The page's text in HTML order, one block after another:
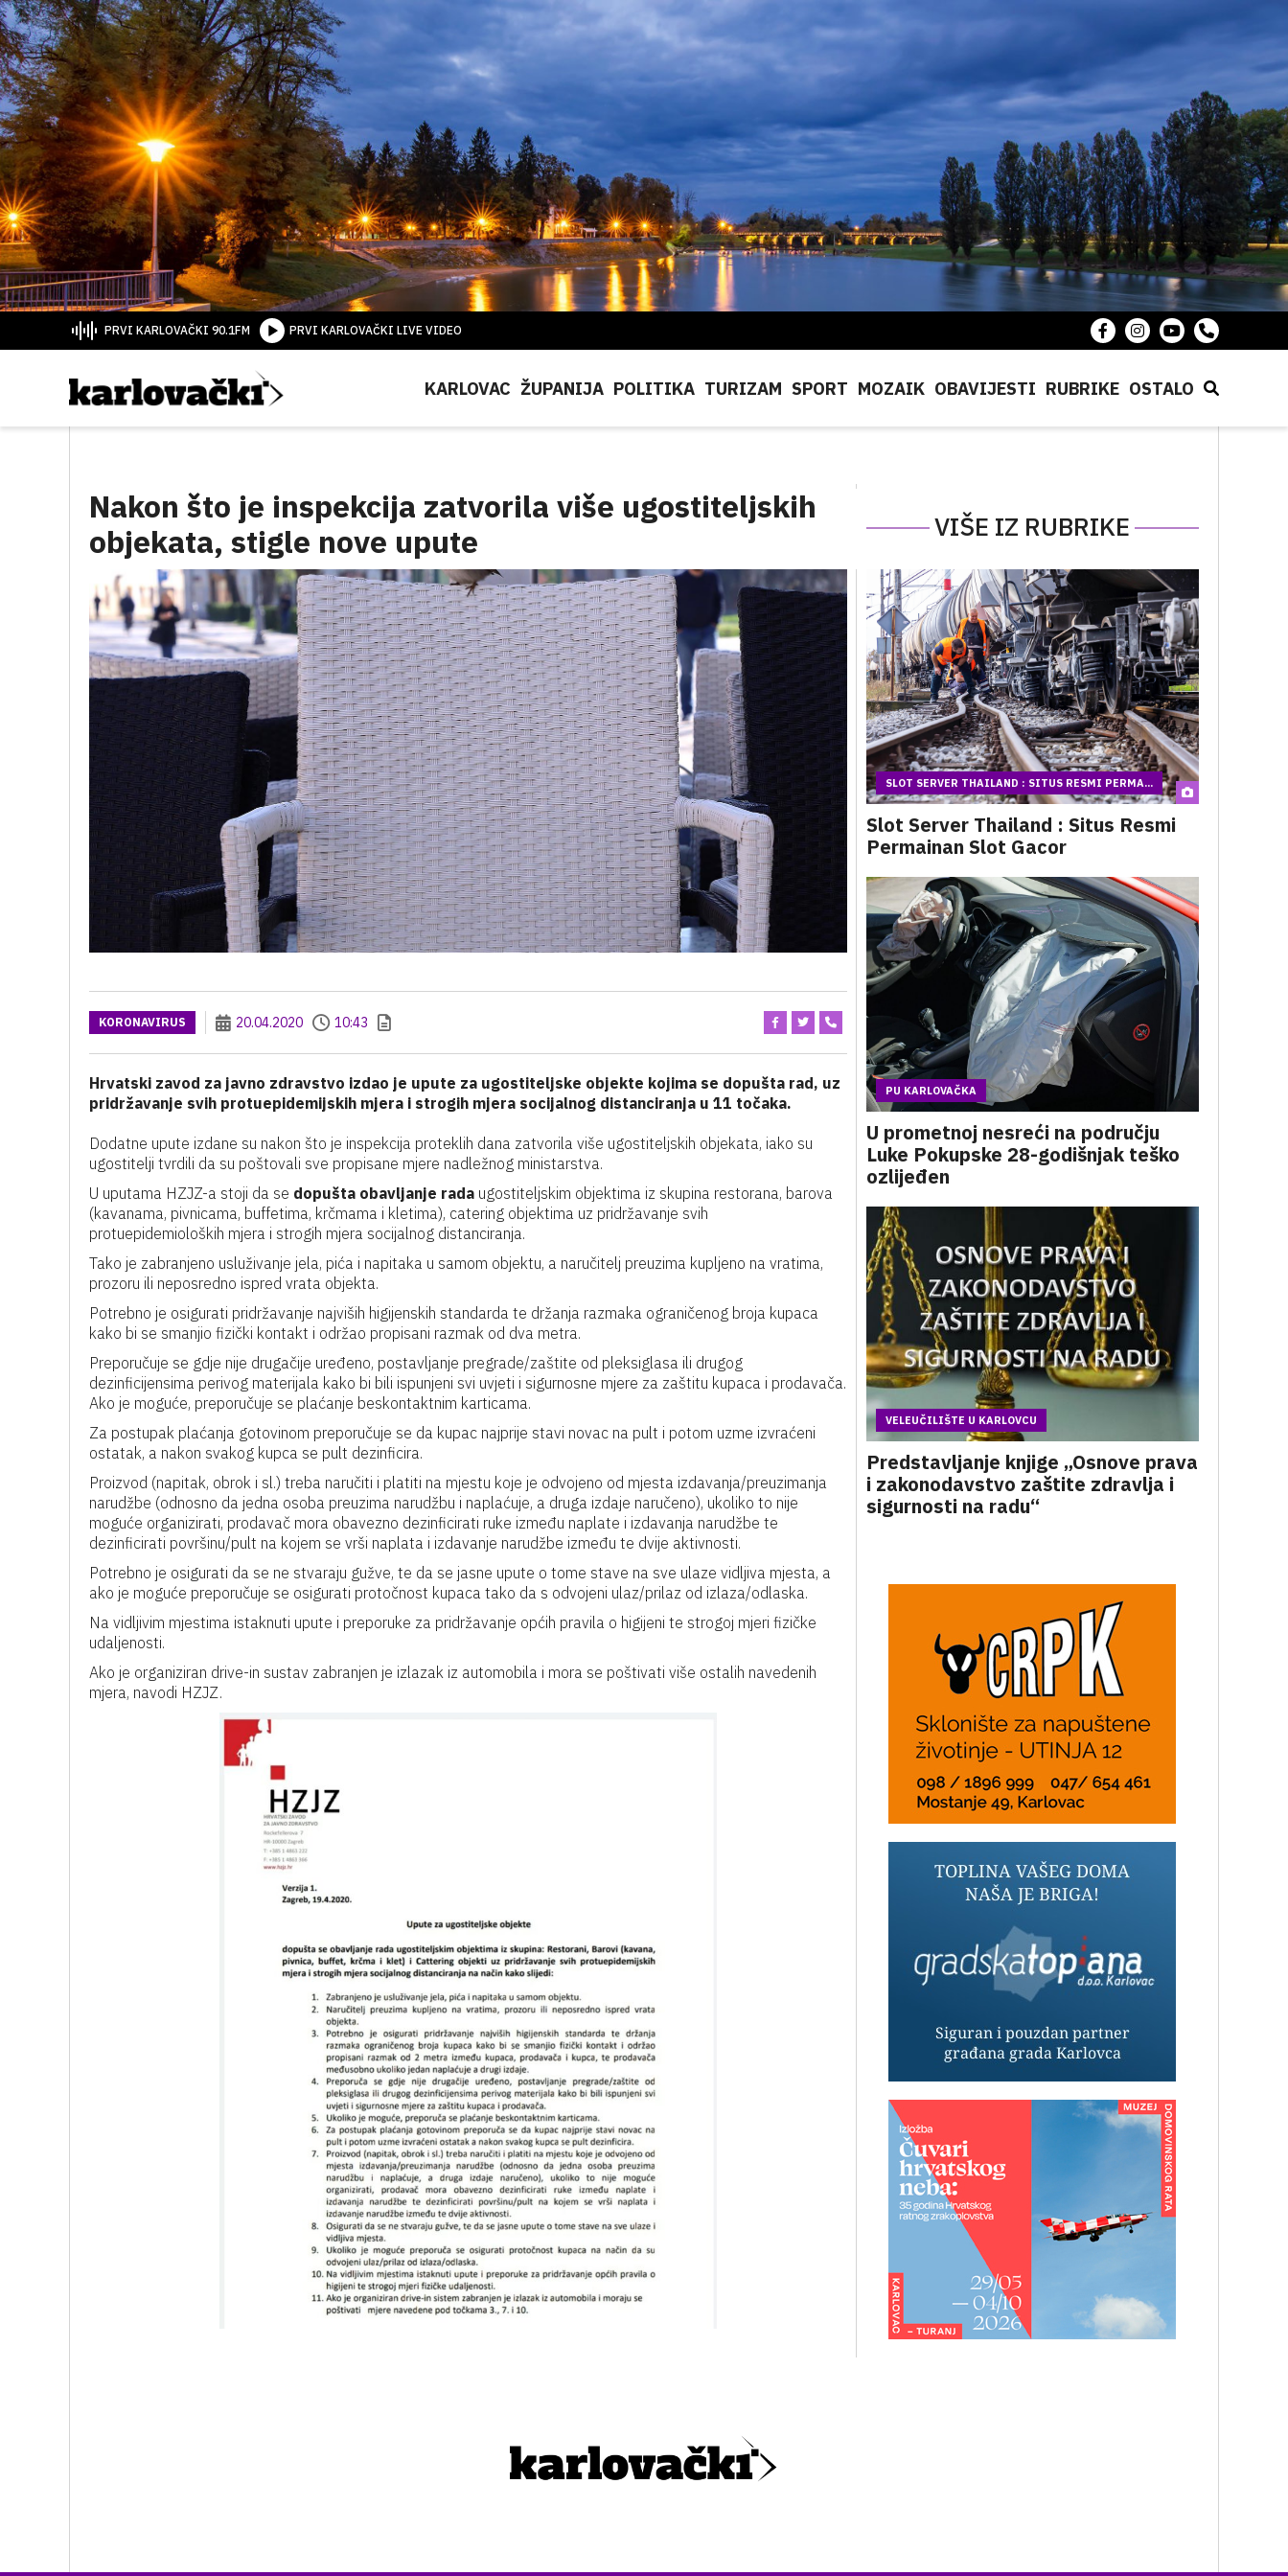
PRVI KARLOVAČKI 90.1FM PRVI KARLOVAČKI LIVE VIDEO
KARLOVAC ŽUPANIJA POLITIKA TURIZAM SPORT MOZAIK OBAVIJESTI RUBRIKE OSTALO
Nakon što je inspekcija zatvorila više ugostiteljskih
objekata, stigle nove upute
VIŠE IZ RUBRIKE
KORONAVIRUS 20.04.2020 10:43
Hrvatski zavod za javno zdravstvo izdao je upute za ugostiteljske objekte kojima se dopušta rad, uz
pridržavanje svih protuepidemijskih mjera i strogih mjera socijalnog distanciranja u 11 točaka.
Dodatne upute izdane su nakon što je inspekcija proteklih dana zatvorila više ugostiteljskih objekata, iako su
ugostitelji tvrdili da su poštovali sve propisane mjere nadležnog ministarstva.
U uputama HZJZ-a stoji da se dopušta obavljanje rada ugostiteljskim objektima iz skupina restorana, barova
(kavanama, pivnicama, buffetima, krčmama i kletima), catering objektima uz pridržavanje svih
protuepidemioloških mjera i strogih mjera socijalnog distanciranja.
Tako je zabranjeno usluživanje jela, pića i napitaka u samom objektu, a naručitelj preuzima kupljeno na vratima,
prozoru ili neposredno ispred vrata objekta.
Potrebno je osigurati pridržavanje najviših higijenskih standarda te držanja razmaka ograničenog broja kupaca
kako bi se smanjio fizički kontakt i održao propisani razmak od dva metra.
Preporučuje se gdje nije drugačije uređeno, postavljanje pregrade/zaštite od pleksiglasa ili drugog
dezinficijensima perivog materijala kako bi bili ispunjeni svi uvjeti i sigurnosne mjere za zaštitu kupaca i prodavača.
Ako je moguće, preporučuje se plaćanje beskontaktnim karticama.
Za postupak plaćanja gotovinom preporučuje se da kupac najprije stavi novac na pult i potom uzme izvraćeni
ostatak, a nakon svakog kupca se pult dezinficira.
Proizvod (napitak, obrok i sl.) treba naručiti i platiti na mjestu koje je odvojeno od mjesta izdavanja/preuzimanja
narudžbe (odnosno da jedna osoba preuzima narudžbu i naplaćuje, a druga izdaje naručeno), ukoliko to nije
moguće organizirati, prodavač mora obavezno dezinficirati ruke između naplate i izdavanja narudžbe te
dezinficirati površinu/pult na kojem se vrši naplata i izdavanje narudžbe između te dvije aktivnosti.
Potrebno je osigurati da se ne stvaraju gužve, te da se jasne upute o tome stave na sve ulaze vidljiva mjesta, a
ako je moguće preporučuje se osigurati protočnost kupaca tako da s odvojeni ulaz/prilaz od izlaza/odlaska.
Na vidljivim mjestima istaknuti upute i preporuke za pridržavanje općih pravila o higijeni te strogoj mjeri fizičke
udaljenosti.
Ako je organiziran drive-in sustav zabranjen je izlazak iz automobila i mora se poštivati više ostalih navedenih
mjera, navodi HZJZ.
SLOT SERVER THAILAND : SITUS RESMI PERMA...
Slot Server Thailand : Situs Resmi
Permainan Slot Gacor
PU KARLOVAČKA
U prometnoj nesreći na području
Luke Pokupske 28-godišnjak teško
ozlijeđen
VELEUČILIŠTE U KARLOVCU
Predstavljanje knjige „Osnove prava
i zakonodavstvo zaštite zdravlja i
sigurnosti na radu“